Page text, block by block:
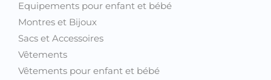
Equipements pour enfant et bébé
Montres et Bijoux
Sacs et Accessoires
Vêtements
Vêtements pour enfant et bébé